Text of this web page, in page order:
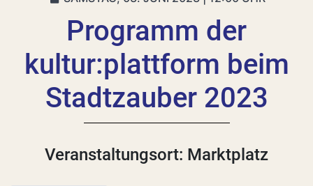
Programm der
kultur:plattform beim
Stadtzauber 2023
Veranstaltungsort: Marktplatz